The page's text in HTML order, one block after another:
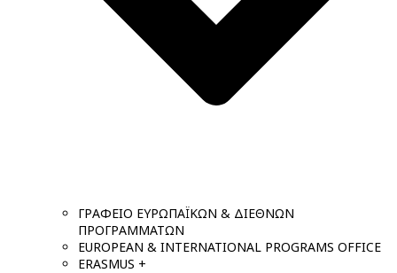
ΓΡΑΦΕΙΟ ΕΥΡΩΠΑΪΚΩΝ & ΔΙΕΘΝΩΝ
ΠΡΟΓΡΑΜΜΑΤΩΝ
EUROPEAN & INTERNATIONAL PROGRAMS OFFICE
ERASMUS +